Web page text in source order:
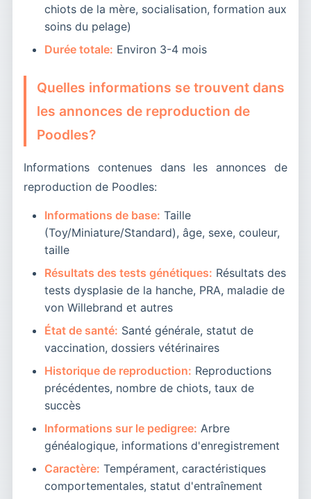
chiots de la mère, socialisation, formation aux
soins du pelage)
Durée totale: Environ 3-4 mois
Quelles informations se trouvent dans
les annonces de reproduction de
Poodles?
Informations contenues dans les annonces de
reproduction de Poodles:
Informations de base: Taille
(Toy/Miniature/Standard), âge, sexe, couleur,
taille
Résultats des tests génétiques: Résultats des
tests dysplasie de la hanche, PRA, maladie de
von Willebrand et autres
État de santé: Santé générale, statut de
vaccination, dossiers vétérinaires
Historique de reproduction: Reproductions
précédentes, nombre de chiots, taux de
succès
Informations sur le pedigree: Arbre
généalogique, informations d'enregistrement
Caractère: Tempérament, caractéristiques
comportementales, statut d'entraînement